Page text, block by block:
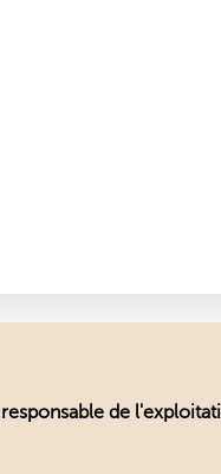
responsable de